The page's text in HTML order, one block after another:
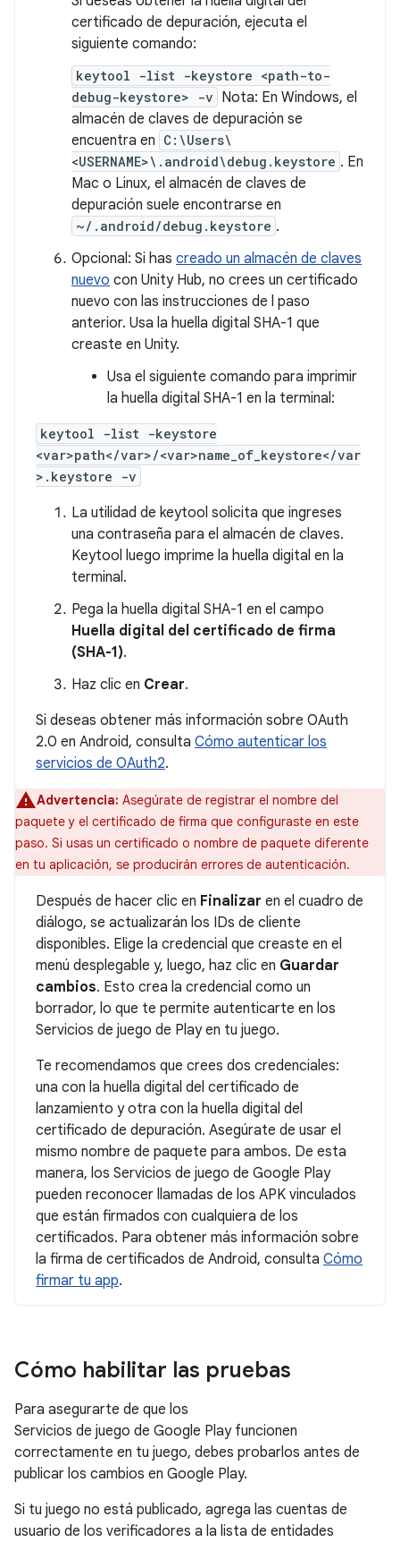
certificado de depuración, ejecuta el
siguiente comando:
keytool -list -keystore <path-to-
debug-keystore> -v Nota: En Windows, el
almacén de claves de depuración se
encuentra en C:\Users\
<USERNAME>\.android\debug.keystore . En
Mac o Linux, el almacén de claves de
depuración suele encontrarse en
~/.android/debug.keystore .
Opcional: Si has creado un almacén de claves
nuevo con Unity Hub, no crees un certificado
nuevo con las instrucciones de l paso
anterior. Usa la huella digital SHA-1 que
creaste en Unity.
Usa el siguiente comando para imprimir
la huella digital SHA-1 en la terminal:
keytool -list -keystore
<var>path</var>/<var>name_of_keystore</var
>.keystore -v
La utilidad de keytool solicita que ingreses
una contraseña para el almacén de claves.
Keytool luego imprime la huella digital en la
terminal.
Pega la huella digital SHA-1 en el campo
Huella digital del certificado de firma
(SHA-1).
Haz clic en Crear.
Si deseas obtener más información sobre OAuth
2.0 en Android, consulta Cómo autenticar los
servicios de OAuth2.
Advertencia: Asegúrate de registrar el nombre del
paquete y el certificado de firma que configuraste en este
paso. Si usas un certificado o nombre de paquete diferente
en tu aplicación, se producirán errores de autenticación.
Después de hacer clic en Finalizar en el cuadro de
diálogo, se actualizarán los IDs de cliente
disponibles. Elige la credencial que creaste en el
menú desplegable y, luego, haz clic en Guardar
cambios. Esto crea la credencial como un
borrador, lo que te permite autenticarte en los
Servicios de juego de Play en tu juego.
Te recomendamos que crees dos credenciales:
una con la huella digital del certificado de
lanzamiento y otra con la huella digital del
certificado de depuración. Asegúrate de usar el
mismo nombre de paquete para ambos. De esta
manera, los Servicios de juego de Google Play
pueden reconocer llamadas de los APK vinculados
que están firmados con cualquiera de los
certificados. Para obtener más información sobre
la firma de certificados de Android, consulta Cómo
firmar tu app.
Cómo habilitar las pruebas
Para asegurarte de que los
Servicios de juego de Google Play funcionen
correctamente en tu juego, debes probarlos antes de
publicar los cambios en Google Play.
Si tu juego no está publicado, agrega las cuentas de
usuario de los verificadores a la lista de entidades